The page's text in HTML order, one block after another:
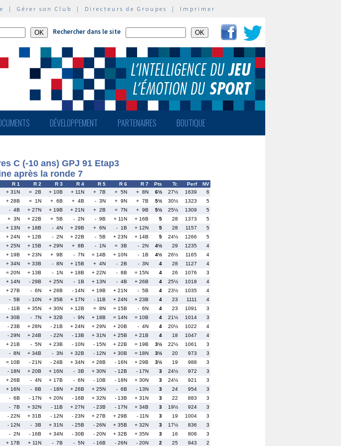
| Gérer son Club | Directeurs de Groupes | Imprimer
Rechercher dans le site
DÉVELOPPEMENT PARTENAIRES BOUTIQUE
C (-10 ans) GPJ 91 Etap3
après la ronde 7
R 1 R 2 R 3 R 4 R 5 R 6 R 7 Pts Tr. Perf
NV
+ 31N = 2B + 10B + 11N + 7B + 5N + 8N 6½ 27½ 1639
6
+ 28B = 1N + 6B + 4B - 3N + 9N + 7B 5½ 30½ 1323
5
- 4B + 27N + 19B + 21N + 2B = 7N + 9B 5½ 25½ 1309
5
+ 3N + 22B + 5B - 2N - 9B + 11N + 16B 5 28 1373
5
+ 13N + 18B - 4N + 29B + 6N - 1B + 12N 5 28 1157
5
+ 24N + 12B - 2N + 22B - 5B + 23N + 14B 5 24½ 1266
5
+ 25N + 15B + 29N + 8B - 1N = 3B - 2N 4½ 29 1235
4
+ 19B + 23N + 9B - 7N = 14B + 10N - 1B 4½ 26½ 1165
4
+ 34N + 33B - 8N + 15B + 4N - 2B - 3N 4 28 1127
4
= 20N + 13B - 1N + 18B + 22N - 8B = 15N 4 26 1076
3
+ 14N - 29B + 25N - 1B + 13N - 4B + 26B 4 25½ 1018
4
+ 27B - 6N + 26B - 14N + 19B + 21N - 5B 4 23½ 1035
4
- 5B - 10N + 35B + 17N - 11B + 24N + 23B 4 23 1111
4
- 11B + 35N + 30N + 12B = 8N = 15B - 6N 4 23 1091
3
+ 30B - 7N + 32B - 9N + 18B = 14N = 10B 4 21½ 1014
3
- 23B + 28N - 21B + 24N + 29N + 20B - 4N 4 20½ 1022
4
- 29N + 24B - 22N - 13B + 31N + 25B + 21B 4 18 1047
4
+ 21B - 5N + 23B - 10N - 15N + 22B = 19B 3½ 22½ 1061
3
- 8N + 34B - 3N + 32B - 12N + 30B = 18N 3½ 20 973
3
= 10B - 21N - 24B + 34N + 28B - 16N + 29B 3½ 19 988
3
- 18N + 20B + 16N - 3B + 30N - 12B - 17N 3 24½ 972
3
+ 26B - 4N + 17B - 6N - 10B - 18N + 30N 3 24½ 921
3
+ 16N - 8B - 18N + 26B + 25N - 6B - 13N 3 24 954
3
- 6B - 17N + 20N - 16B + 32N - 13B + 31N 3 22 883
3
- 7B + 32N - 11B + 27N - 23B - 17N + 34B 3 19½ 924
3
- 22N + 31B - 12N - 23N + 27B + 29B - 11N 3 19 1004
3
- 12N - 3B + 31N - 25B - 26N + 35B + 32N 3 17½ 836
3
- 2N - 16B + 34N - 30B - 20N + 32B + 35N 3 16 808
3
+ 17B + 11N - 7B - 5N - 16B - 26N - 20N 2 25 943 2